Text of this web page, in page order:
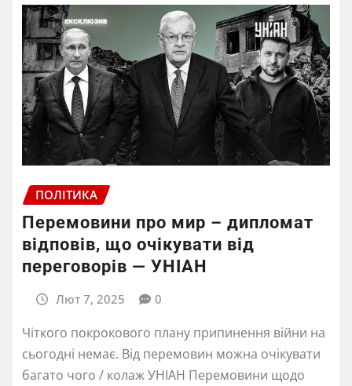
ПОЛІТИКА
Перемовини про мир – дипломат
відповів, що очікувати від
переговорів — УНІАН
Лют 7, 2025 0
Чіткого покрокового плану припинення війни на
сьогодні немає. Від перемовин можна очікувати
багато чого / колаж УНІАН Перемовини щодо